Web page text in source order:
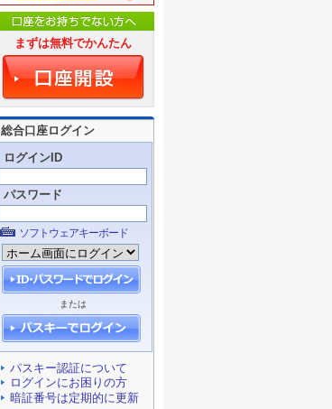
まずは無料でかんたん
総合口座ログイン
ログインID
パスワード
ソフトウェアキーボード
または
パスキー認証について
ログインにお困りの方
暗証番号は定期的に更新